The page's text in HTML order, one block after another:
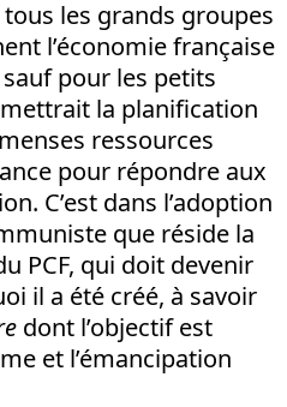
les grands groupes
l’économie française
pour les petits
la planification
ressources
pour répondre aux
C’est dans l’adoption
que réside la
PCF, qui doit devenir
il a été créé, à savoir
dont l’objectif est
et l’émancipation